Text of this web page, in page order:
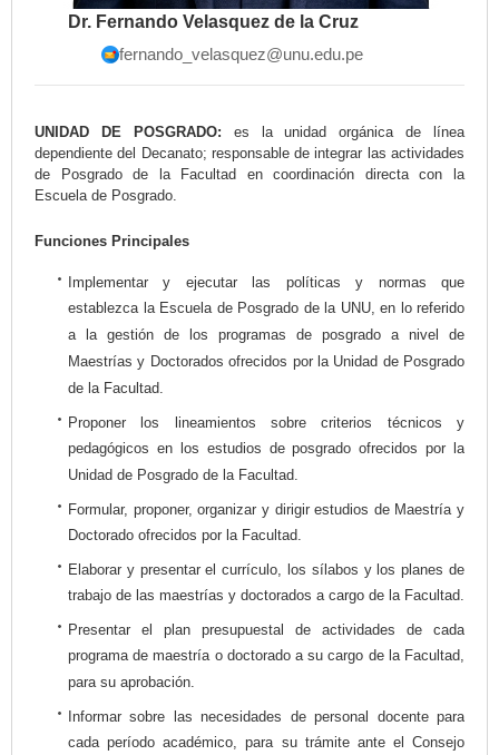
Dr. Fernando Velasquez de la Cruz
fernando_velasquez@unu.edu.pe
UNIDAD DE POSGRADO: es la unidad orgánica de línea
dependiente del Decanato; responsable de integrar las actividades
de Posgrado de la Facultad en coordinación directa con la
Escuela de Posgrado.
Funciones Principales
Implementar y ejecutar las políticas y normas que
establezca la Escuela de Posgrado de la UNU, en lo referido
a la gestión de los programas de posgrado a nivel de
Maestrías y Doctorados ofrecidos por la Unidad de Posgrado
de la Facultad.
Proponer los lineamientos sobre criterios técnicos y
pedagógicos en los estudios de posgrado ofrecidos por la
Unidad de Posgrado de la Facultad.
Formular, proponer, organizar y dirigir estudios de Maestría y
Doctorado ofrecidos por la Facultad.
Elaborar y presentar el currículo, los sílabos y los planes de
trabajo de las maestrías y doctorados a cargo de la Facultad.
Presentar el plan presupuestal de actividades de cada
programa de maestría o doctorado a su cargo de la Facultad,
para su aprobación.
Informar sobre las necesidades de personal docente para
cada período académico, para su trámite ante el Consejo